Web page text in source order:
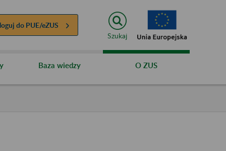
do PUE/eZUS
Szukaj
Baza wiedzy O ZUS